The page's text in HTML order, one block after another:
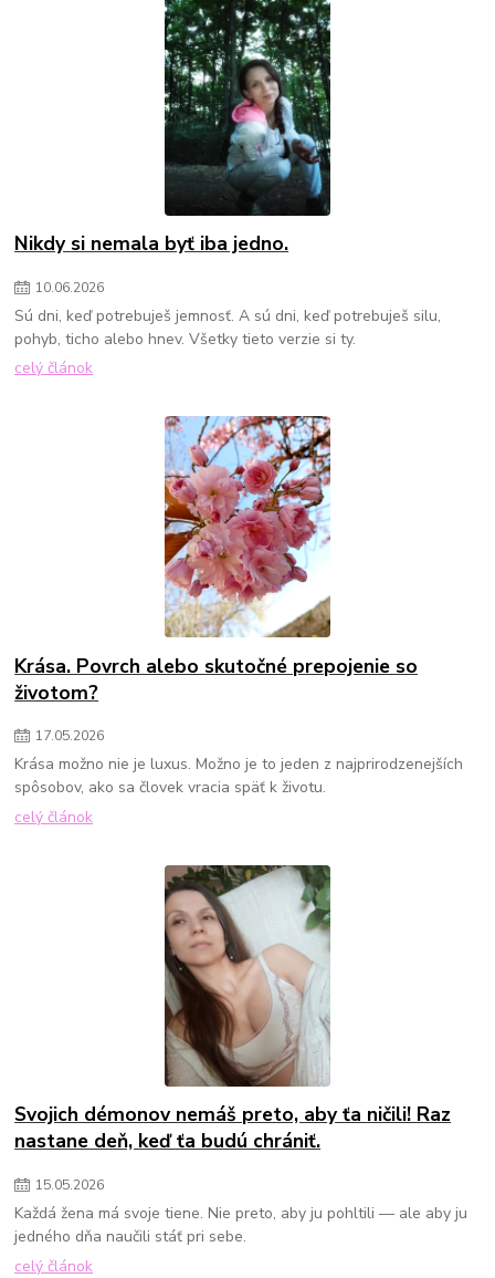
Nikdy si nemala byť iba jedno.
10.06.2026
Sú dni, keď potrebuješ jemnosť. A sú dni, keď potrebuješ silu,
pohyb, ticho alebo hnev. Všetky tieto verzie si ty.
celý článok
Krása. Povrch alebo skutočné prepojenie so
životom?
17.05.2026
Krása možno nie je luxus. Možno je to jeden z najprirodzenejších
spôsobov, ako sa človek vracia späť k životu.
celý článok
Svojich démonov nemáš preto, aby ťa ničili! Raz
nastane deň, keď ťa budú chrániť.
15.05.2026
Každá žena má svoje tiene. Nie preto, aby ju pohltili — ale aby ju
jedného dňa naučili stáť pri sebe.
celý článok